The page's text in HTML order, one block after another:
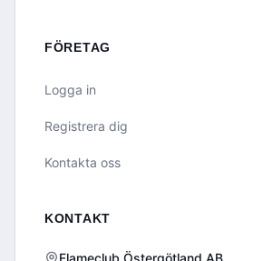
FÖRETAG
Logga in
Registrera dig
Kontakta oss
KONTAKT
Flameclub Östergötland AB